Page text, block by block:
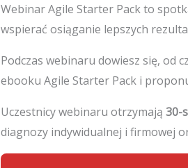
Webinar Agile Starter Pack to
wspierać osiąganie lepszych
Podczas webinaru dowiesz się, od
ebooku Agile Starter Pack i
Uczestnicy webinaru otrzymają 30-
diagnozy indywidualnej i firmowej